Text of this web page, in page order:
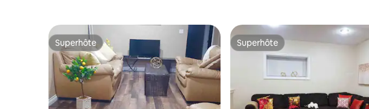
Superhôte
Superhôte Superhôte
Superhôte